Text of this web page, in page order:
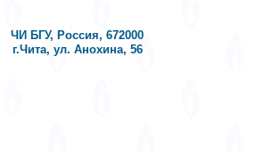
ЧИ БГУ, Россия, 672000
г.Чита, ул. Анохина, 56